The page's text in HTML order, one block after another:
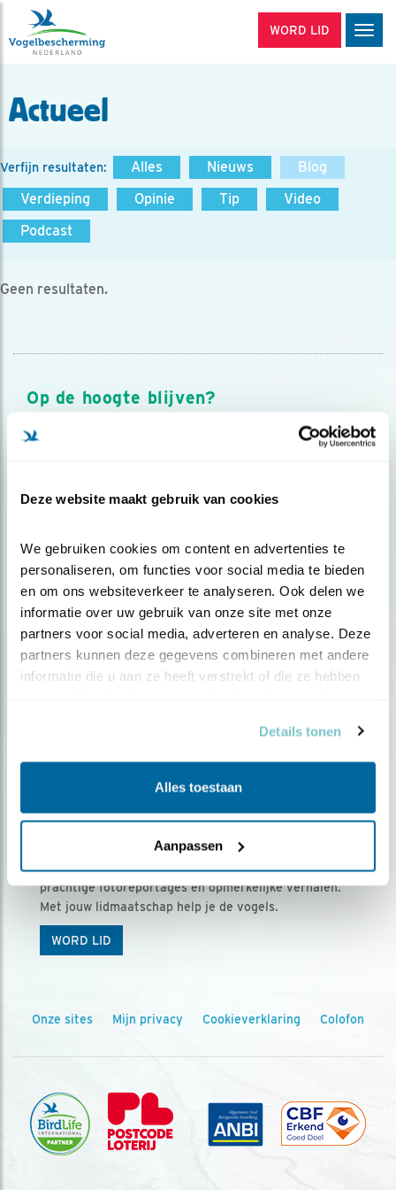
Deze website maakt gebruik van cookies
We gebruiken cookies om content en advertenties te
personaliseren, om functies voor social media te bieden
en om ons websiteverkeer te analyseren. Ook delen we
informatie over uw gebruik van onze site met onze
partners voor social media, adverteren en analyse. Deze
partners kunnen deze gegevens combineren met andere
informatie die u aan ze heeft verstrekt of die ze hebben
Details tonen
Alles toestaan
Aanpassen
WORD LID
Actueel
Verfijn resultaten: Alles Nieuws
Blog
Verdieping
Opinie Tip
Video
Podcast
Geen resultaten.
Op de hoogte blijven?
Meld je aan en ontvang nieuws, inspiratie, acties en tips
over vogels en activiteiten van Vogelbescherming.
Ontvang 5 x Vogels voor € 36,00 per jaar
Vogels is het tijdschrift voor onze leden, met
prachtige fotoreportages en opmerkelijke verhalen.
Met jouw lidmaatschap help je de vogels.
WORD LID
Onze sites Mijn privacy Cookieverklaring Colofon